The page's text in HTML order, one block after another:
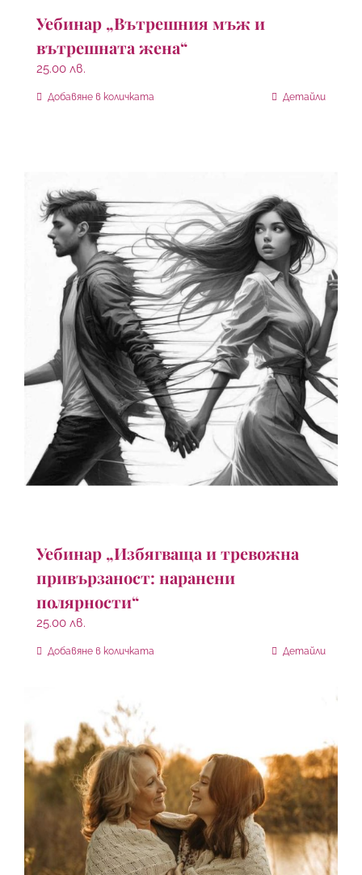
Уебинар „Вътрешния мъж и
вътрешната жена“
25.00 лв.
Добавяне в количката Детайли
Уебинар „Избягваща и тревожна
привързаност: наранени
полярности“
25.00 лв.
Добавяне в количката Детайли